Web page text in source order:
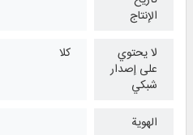
الإنتاج
لا يحتوي
على إصدار
شبكي
كلا
الهوية